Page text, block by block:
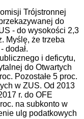
Trójstronnej
do
- do wysokości 2,3
Myślę, że trzeba
dodał.
i deficytu,
do Otwartych
Pozostałe 5 proc.
w ZUS. Od 2013
r. do OFE
na subkonto w
ulg podatkowych